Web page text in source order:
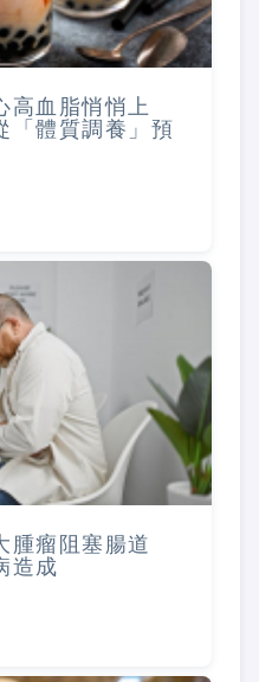
高血脂悄悄上
體質調養」預
腫瘤阻塞腸道
造成